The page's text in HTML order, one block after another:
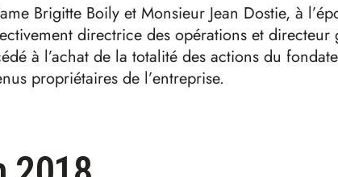
Brigitte Boily et Monsieur Jean Dostie, à
directrice des opérations et directeur
à l’achat de la totalité des actions du
propriétaires de l’entreprise.